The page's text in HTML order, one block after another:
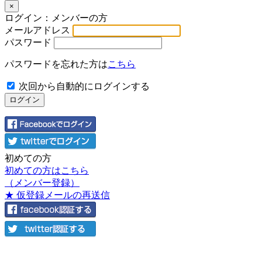
×
ログイン：メンバーの方
メールアドレス
パスワード
パスワードを忘れた方はこちら
次回から自動的にログインする
初めての方
初めての方はこちら
（メンバー登録）
★ 仮登録メールの再送信